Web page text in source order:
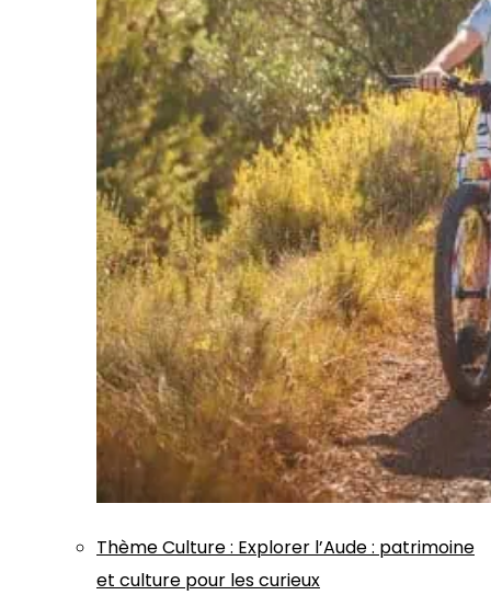
ThèmeCulture: Explorer l’Aude : patrimoine
et culture pour les curieux